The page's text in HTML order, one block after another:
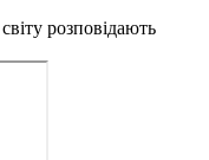
розповідають